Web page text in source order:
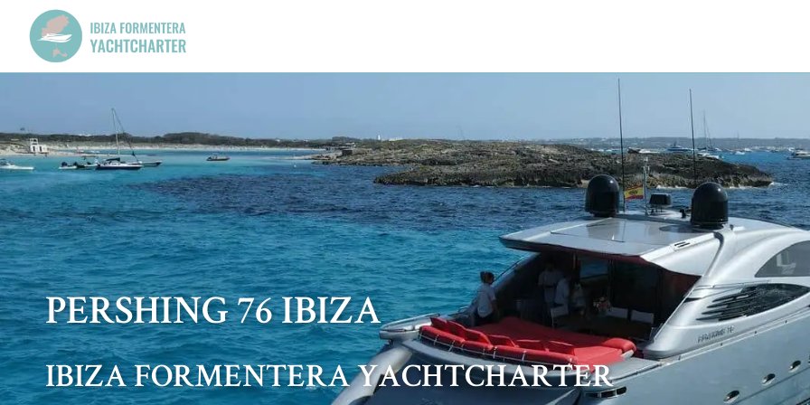
PERSHING 76 IBIZA
IBIZA FORMENTERA YACHTCHARTER